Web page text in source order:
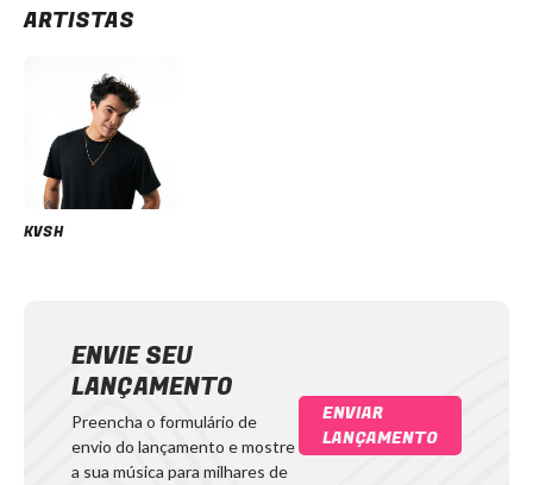
ARTISTAS
KVSH
ENVIE SEU
LANÇAMENTO
Preencha o formulário de
envio do lançamento e mostre
a sua música para milhares de
ENVIAR
LANÇAMENTO